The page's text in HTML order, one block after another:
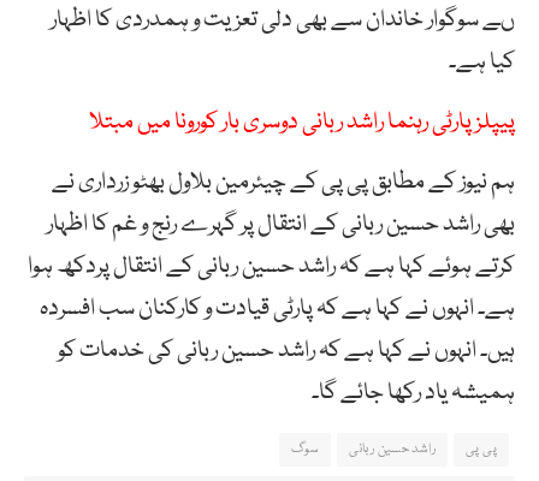
ںے سوگوار خاندان سے بھی دلی تعزیت و ہمدردی کا اظہار
کیا ہے۔
پیپلز پارٹی رہنما راشد ربانی دوسری بار کورونا میں مبتلا
ہم نیوز کے مطابق پی پی کے چیئرمین بلاول بھٹو زرداری نے
بھی راشد حسین ربانی کے انتقال پر گہرے رنج و غم کا اظہار
کرتے ہوئے کہا ہے کہ راشد حسین ربانی کے انتقال پردکھ ہوا
ہے۔ انہوں نے کہا ہے کہ پارٹی قیادت و کارکنان سب افسردہ
ہیں۔ انہوں نے کہا ہے کہ راشد حسین ربانی کی خدمات کو
ہمیشہ یاد رکھا جائے گا۔
پی پی راشد حسین ربانی سوگ